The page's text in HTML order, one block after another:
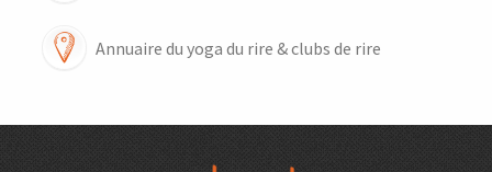
Annuaire du yoga du rire & clubs de rire